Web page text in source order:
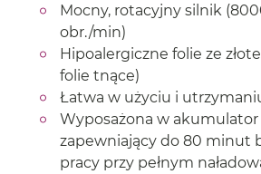
Mocny, rotacyjny silnik
obr./min)
Hipoalergiczne folie ze
folie tnące)
Łatwa w użyciu i
Wyposażona w akumulator
zapewniający do 80 minut
pracy przy pełnym